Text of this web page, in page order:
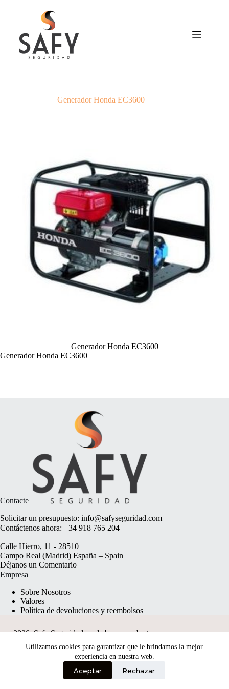
Utilizamos cookies para garantizar que le brindamos la mejor
experiencia en nuestra web.
Aceptar Rechazar
Generador Honda EC3600
Generador Honda EC3600
Generador Honda EC3600
Contacte
Solicitar un presupuesto: info@safyseguridad.com
Contáctenos ahora: +34 918 765 204
Calle Hierro, 11 - 28510
Campo Real (Madrid) España – Spain
Déjanos un Comentario
Empresa
Sobre Nosotros
Valores
Política de devoluciones y reembolsos
2026, Safy Seguridad made byanyweb.pt